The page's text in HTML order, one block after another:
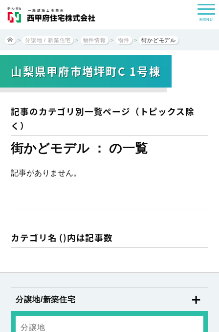
MENU
> 分譲地 / 新築住宅 > 物件情報 > 物件 > 街かどモデル
山梨県甲府市増坪町C 1号棟
記事のカテゴリ別一覧ページ（トピックス除
く）
街かどモデル ： の一覧
記事がありません。
カテゴリ名 ()内は記事数
分譲地/新築住宅
分譲地